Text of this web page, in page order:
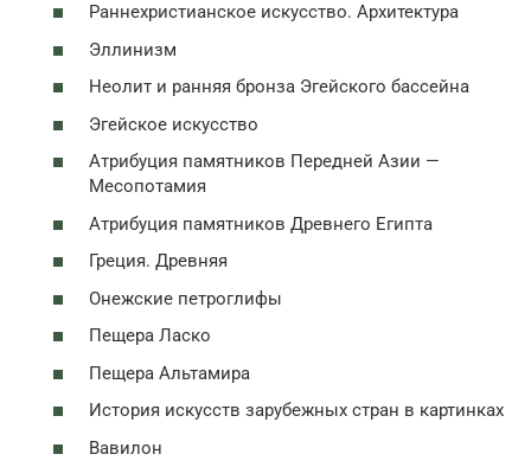
Раннехристианское искусство. Архитектура
Эллинизм
Неолит и ранняя бронза Эгейского бассейна
Эгейское искусство
Атрибуция памятников Передней Азии —
Месопотамия
Атрибуция памятников Древнего Египта
Греция. Древняя
Онежские петроглифы
Пещера Ласко
Пещера Альтамира
История искусств зарубежных стран в картинках
Вавилон